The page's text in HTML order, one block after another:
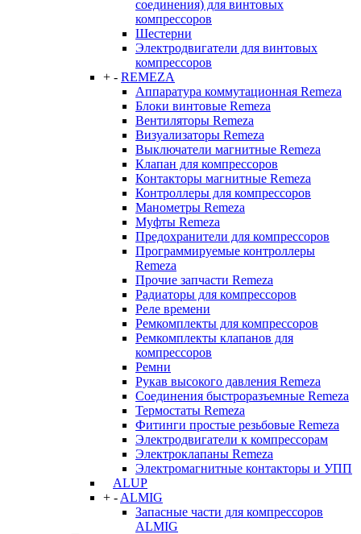
соединения) для винтовых
компрессоров
Шестерни
Электродвигатели для винтовых
компрессоров
+ - REMEZA
Аппаратура коммутационная Remeza
Блоки винтовые Remeza
Вентиляторы Remeza
Визуализаторы Remeza
Выключатели магнитные Remeza
Клапан для компрессоров
Контакторы магнитные Remeza
Контроллеры для компрессоров
Манометры Remeza
Муфты Remeza
Предохранители для компрессоров
Программируемые контроллеры
Remeza
Прочие запчасти Remeza
Радиаторы для компрессоров
Реле времени
Ремкомплекты для компрессоров
Ремкомплекты клапанов для
компрессоров
Ремни
Рукав высокого давления Remeza
Соединения быстроразъемные Remeza
Термостаты Remeza
Фитинги простые резьбовые Remeza
Электродвигатели к компрессорам
Электроклапаны Remeza
Электромагнитные контакторы и УПП
ALUP
+ - ALMIG
Запасные части для компрессоров
ALMIG